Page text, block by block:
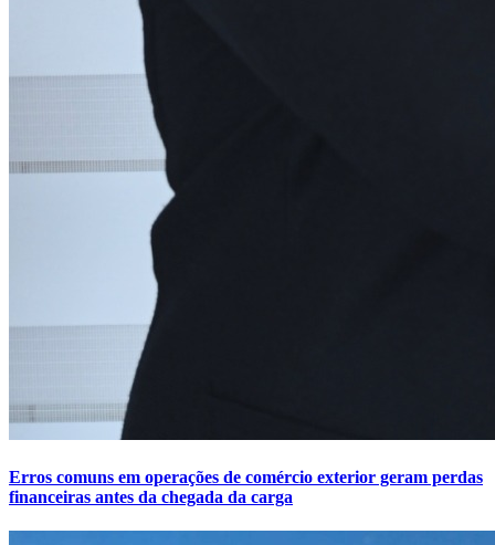
Erros comuns em operações de comércio exterior geram perdas
financeiras antes da chegada da carga